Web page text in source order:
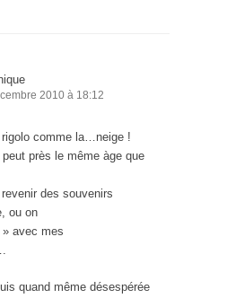
2010 à 18:12
comme la…neige !
près le même àge que
des souvenirs
ou on
avec mes
quand même désespérée